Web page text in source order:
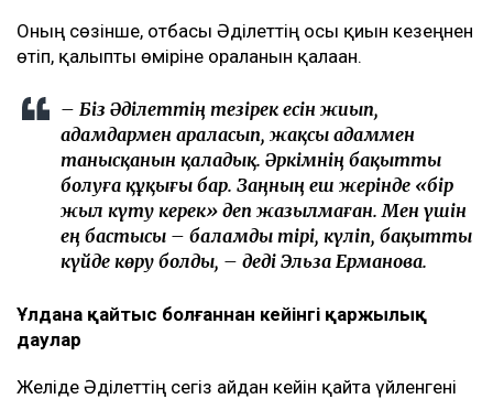
Оның сөзінше, отбасы Әділеттің осы қиын кезеңнен
өтіп, қалыпты өміріне оралғанын қалаған.
– Біз Әділеттің тезірек есін жиып,
адамдармен араласып, жақсы адаммен
танысқанын қаладық. Әркімнің бақытты
болуға құқығы бар. Заңның еш жерінде «бір
жыл күту керек» деп жазылмаған. Мен үшін
ең бастысы – баламды тірі, күліп, бақытты
күйде көру болды, – деді Эльза Ерманова.
Ұлдана қайтыс болғаннан кейінгі қаржылық
даулар
Желіде Әділеттің сегіз айдан кейін қайта үйленгені